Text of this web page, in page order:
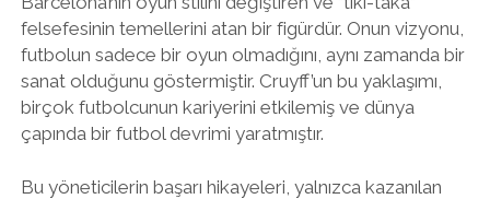
felsefesinin temellerini atan bir figürdür. Onun vizyonu,
futbolun sadece bir oyun olmadığını, aynı zamanda bir
sanat olduğunu göstermiştir. Cruyff’un bu yaklaşımı,
birçok futbolcunun kariyerini etkilemiş ve dünya
çapında bir futbol devrimi yaratmıştır.
Bu yöneticilerin başarı hikayeleri, yalnızca kazanılan